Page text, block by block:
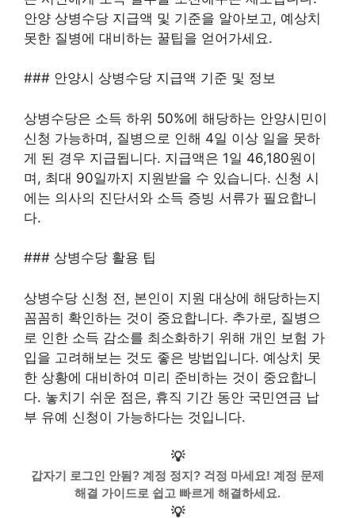
안양 상병수당 지급액 및 기준을 알아보고, 예상치
못한 질병에 대비하는 꿀팁을 얻어가세요.
### 안양시 상병수당 지급액 기준 및 정보
상병수당은 소득 하위 50%에 해당하는 안양시민이
신청 가능하며, 질병으로 인해 4일 이상 일을 못하
게 된 경우 지급됩니다. 지급액은 1일 46,180원이
며, 최대 90일까지 지원받을 수 있습니다. 신청 시
에는 의사의 진단서와 소득 증빙 서류가 필요합니
다.
### 상병수당 활용 팁
상병수당 신청 전, 본인이 지원 대상에 해당하는지
꼼꼼히 확인하는 것이 중요합니다. 추가로, 질병으
로 인한 소득 감소를 최소화하기 위해 개인 보험 가
입을 고려해보는 것도 좋은 방법입니다. 예상치 못
한 상황에 대비하여 미리 준비하는 것이 중요합니
다. 놓치기 쉬운 점은, 휴직 기간 동안 국민연금 납
부 유예 신청이 가능하다는 것입니다.
💡
갑자기 로그인 안됨? 계정 정지? 걱정 마세요! 계정 문제
해결 가이드로 쉽고 빠르게 해결하세요.
💡